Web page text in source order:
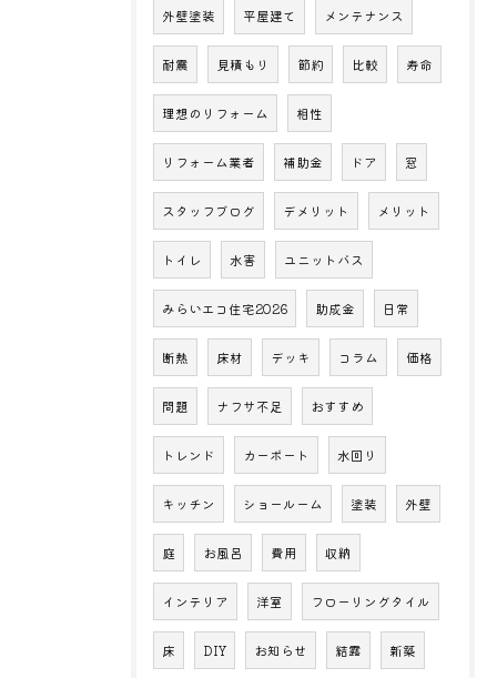
外壁塗装 平屋建て メンテナンス
耐震 見積もり 節約 比較 寿命
理想のリフォーム 相性
リフォーム業者 補助金 ドア 窓
スタッフブログ デメリット メリット
トイレ 水害 ユニットバス
みらいエコ住宅2026 助成金 日常
断熱 床材 デッキ コラム 価格
問題 ナフサ不足 おすすめ
トレンド カーポート 水回り
キッチン ショールーム 塗装 外壁
庭 お風呂 費用 収納
インテリア 洋室 フローリングタイル
床 DIY お知らせ 結露 新築